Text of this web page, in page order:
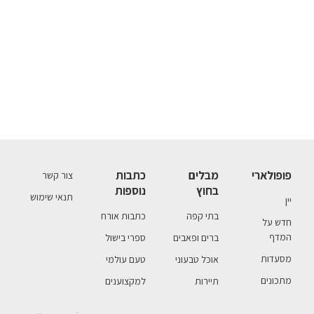
פופולארי
יין
חדש על
המדף
מסעדות
מתכונים
מבלים
בחוץ
בתי קפה
ברים ופאבים
אוכל טבעוני
תיירות
כתבות
נוספות
כתבות אורח
ספרי בישול
טעם עולמי
למקצוענים
צור קשר
תנאי שימוש